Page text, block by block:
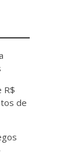
R$
de